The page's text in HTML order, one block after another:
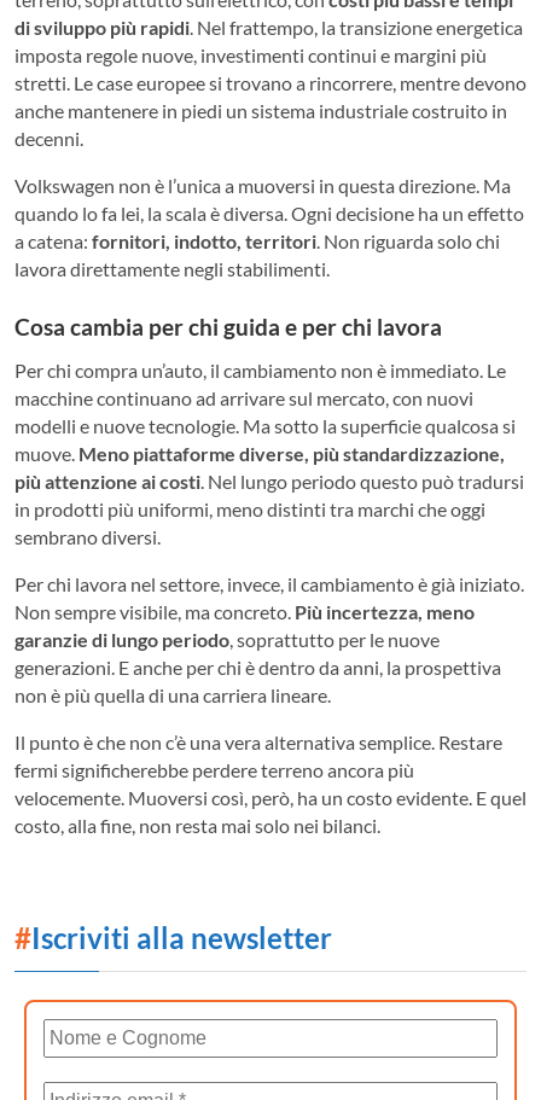
di sviluppo più rapidi. Nel frattempo, la transizione energetica
imposta regole nuove, investimenti continui e margini più
stretti. Le case europee si trovano a rincorrere, mentre devono
anche mantenere in piedi un sistema industriale costruito in
decenni.
Volkswagen non è l’unica a muoversi in questa direzione. Ma
quando lo fa lei, la scala è diversa. Ogni decisione ha un effetto
a catena: fornitori, indotto, territori. Non riguarda solo chi
lavora direttamente negli stabilimenti.
Cosa cambia per chi guida e per chi lavora
Per chi compra un’auto, il cambiamento non è immediato. Le
macchine continuano ad arrivare sul mercato, con nuovi
modelli e nuove tecnologie. Ma sotto la superficie qualcosa si
muove. Meno piattaforme diverse, più standardizzazione,
più attenzione ai costi. Nel lungo periodo questo può tradursi
in prodotti più uniformi, meno distinti tra marchi che oggi
sembrano diversi.
Per chi lavora nel settore, invece, il cambiamento è già iniziato.
Non sempre visibile, ma concreto. Più incertezza, meno
garanzie di lungo periodo, soprattutto per le nuove
generazioni. E anche per chi è dentro da anni, la prospettiva
non è più quella di una carriera lineare.
Il punto è che non c’è una vera alternativa semplice. Restare
fermi significherebbe perdere terreno ancora più
velocemente. Muoversi così, però, ha un costo evidente. E quel
costo, alla fine, non resta mai solo nei bilanci.
#Iscriviti alla newsletter